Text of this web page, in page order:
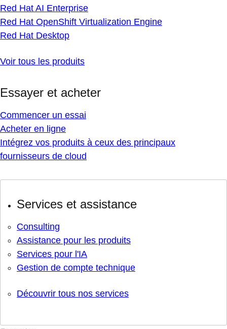
Red Hat AI Enterprise
Red Hat OpenShift Virtualization Engine
Red Hat Desktop
Voir tous les produits
Essayer et acheter
Commencer un essai
Acheter en ligne
Intégrez vos produits à ceux des principaux
fournisseurs de cloud
Services et assistance
Consulting
Assistance pour les produits
Services pour l'IA
Gestion de compte technique
Découvrir tous nos services